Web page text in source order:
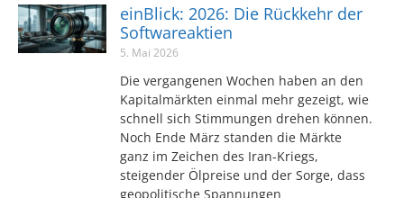
einBlick: 2026: Die Rückkehr der
Softwareaktien
5. Mai 2026
Die vergangenen Wochen haben an den
Kapitalmärkten einmal mehr gezeigt, wie
schnell sich Stimmungen drehen können.
Noch Ende März standen die Märkte
ganz im Zeichen des Iran-Kriegs,
steigender Ölpreise und der Sorge, dass
geopolitische Spannungen